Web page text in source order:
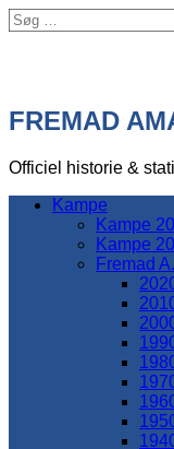
Søg
efter:
FREMAD
Officiel historie &
Kampe
Kampe
Kampe
Fremad